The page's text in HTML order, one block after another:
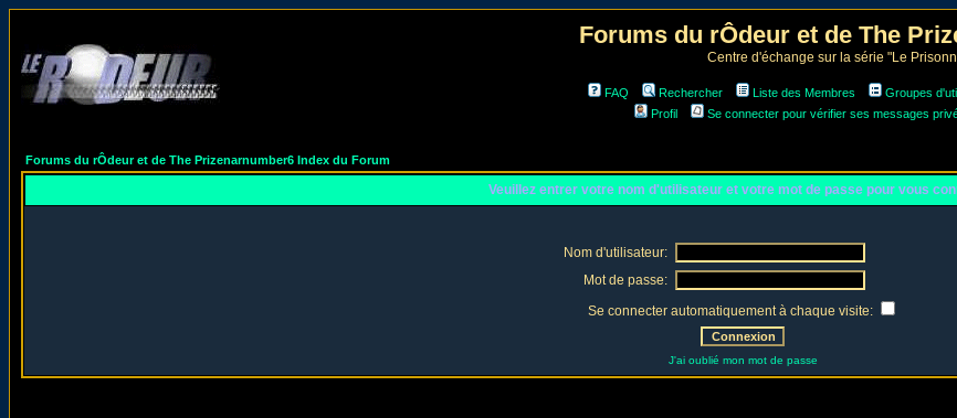
Forums du rÔdeur et de The
Centre d'échange sur la série "Le
FAQ Rechercher Liste des Membres Groupes
Profil
Se connecter pour vérifier ses messages
Forums du rÔdeur et de The Prizenarnumber6 Index du Forum
Veuillez entrer votre nom d'utilisateur et votre mot de passe pour vous
Nom d'utilisateur:
Mot de passe:
Se connecter automatiquement à chaque visite:
J'ai oublié mon mot de passe